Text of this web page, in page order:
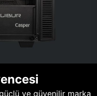
ve güvenilir marka